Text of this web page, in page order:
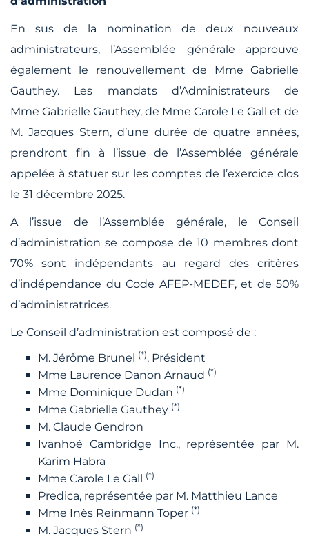
En sus de la nomination de deux nouveaux
administrateurs, l’Assemblée générale approuve
également le renouvellement de Mme Gabrielle
Gauthey. Les mandats d’Administrateurs de
Mme Gabrielle Gauthey, de Mme Carole Le Gall et de
M. Jacques Stern, d’une durée de quatre années,
prendront fin à l’issue de l’Assemblée générale
appelée à statuer sur les comptes de l’exercice clos
le 31 décembre 2025.
A l’issue de l’Assemblée générale, le Conseil
d’administration se compose de 10 membres dont
70% sont indépendants au regard des critères
d’indépendance du Code AFEP-MEDEF, et de 50%
d’administratrices.
Le Conseil d’administration est composé de :
M. Jérôme Brunel (*), Président
Mme Laurence Danon Arnaud (*)
Mme Dominique Dudan (*)
Mme Gabrielle Gauthey (*)
M. Claude Gendron
Ivanhoé Cambridge Inc., représentée par M.
Karim Habra
Mme Carole Le Gall
(*)
Predica, représentée par M. Matthieu Lance
Mme Inès Reinmann Toper (*)
M. Jacques Stern (*)